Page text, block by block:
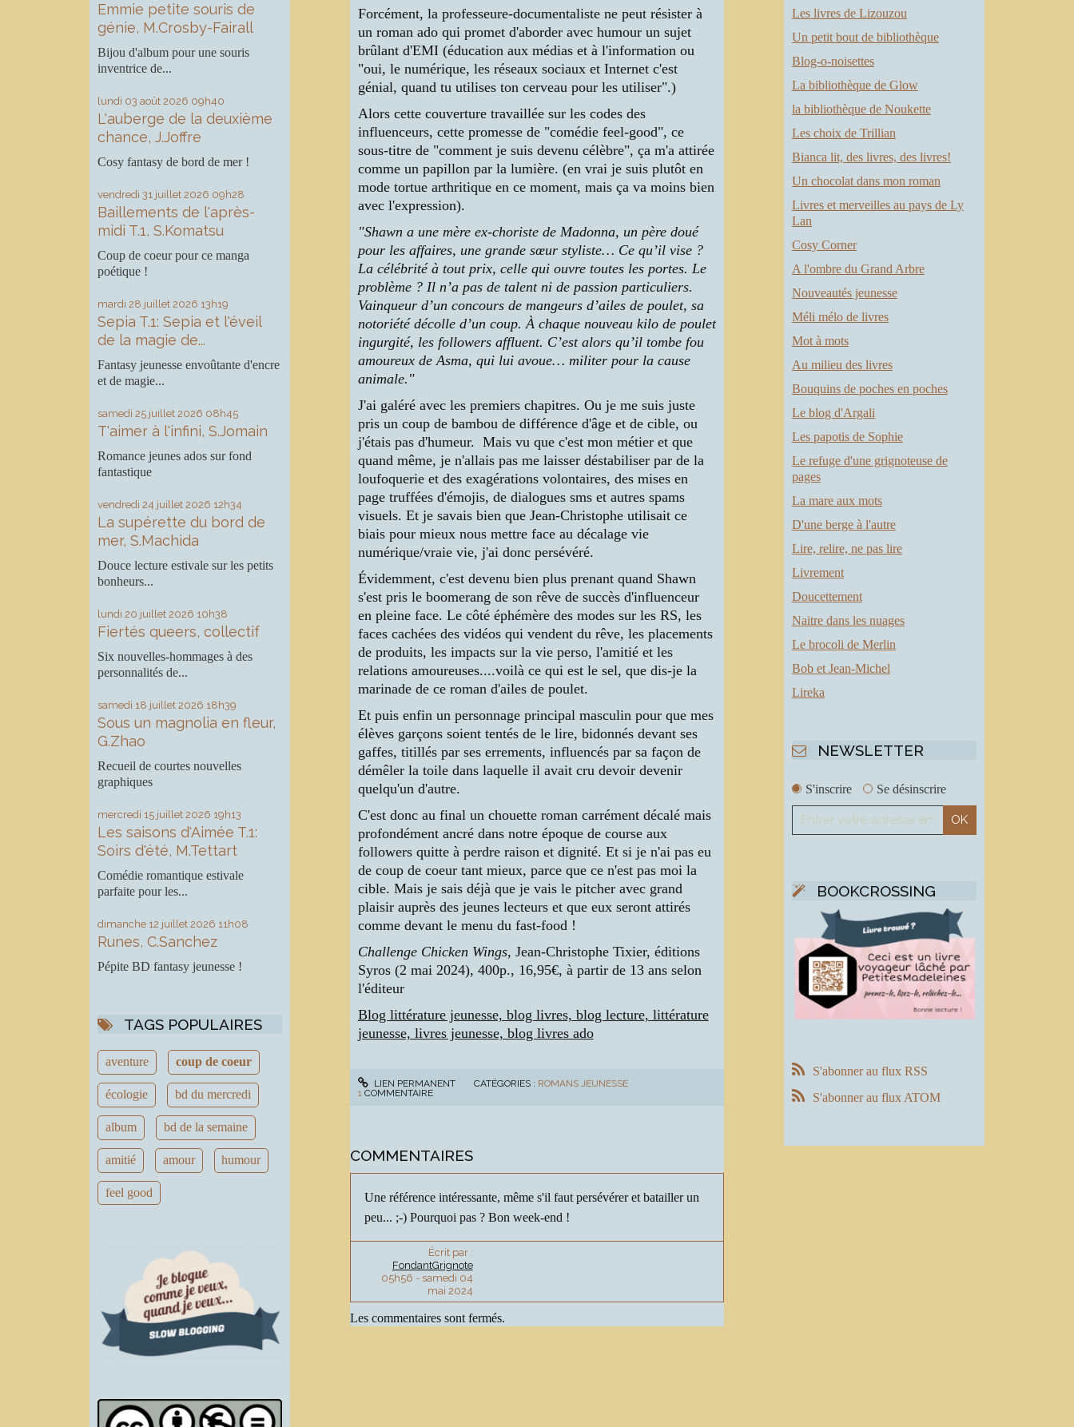
Emmie petite souris de
génie, M.Crosby-Fairall
Bijou d'album pour une souris
inventrice de...
lundi 03 août 2026 09h40
L'auberge de la deuxième
chance, J.Joffre
Cosy fantasy de bord de mer !
vendredi 31 juillet 2026 09h28
Baillements de l'après-
midi T.1, S.Komatsu
Coup de coeur pour ce manga
poétique !
mardi 28 juillet 2026 13h19
Sepia T.1: Sepia et l'éveil
de la magie de...
Fantasy jeunesse envoûtante d'encre
et de magie...
samedi 25 juillet 2026 08h45
T'aimer à l'infini, S.Jomain
Romance jeunes ados sur fond
fantastique
vendredi 24 juillet 2026 12h34
La supérette du bord de
mer, S.Machida
Douce lecture estivale sur les petits
bonheurs...
lundi 20 juillet 2026 10h38
Fiertés queers, collectif
Six nouvelles-hommages à des
personnalités de...
samedi 18 juillet 2026 18h39
Sous un magnolia en fleur,
G.Zhao
Recueil de courtes nouvelles
graphiques
mercredi 15 juillet 2026 19h13
Les saisons d'Aimée T.1:
Soirs d'été, M.Tettart
Comédie romantique estivale
parfaite pour les...
dimanche 12 juillet 2026 11h08
Runes, C.Sanchez
Pépite BD fantasy jeunesse !
TAGS POPULAIRES
aventure coup de coeur
écologie bd du mercredi
album bd de la semaine
amitié amour humour
feel good
Forcément, la professeure-documentaliste ne peut résister à
un roman ado qui promet d'aborder avec humour un sujet
brûlant d'EMI (éducation aux médias et à l'information ou
"oui, le numérique, les réseaux sociaux et Internet c'est
génial, quand tu utilises ton cerveau pour les utiliser".)
Alors cette couverture travaillée sur les codes des
influenceurs, cette promesse de "comédie feel-good", ce
sous-titre de "comment je suis devenu célèbre", ça m'a attirée
comme un papillon par la lumière. (en vrai je suis plutôt en
mode tortue arthritique en ce moment, mais ça va moins bien
avec l'expression).
"Shawn a une mère ex-choriste de Madonna, un père doué
pour les affaires, une grande sœur styliste… Ce qu’il vise ?
La célébrité à tout prix, celle qui ouvre toutes les portes. Le
problème ? Il n’a pas de talent ni de passion particuliers.
Vainqueur d’un concours de mangeurs d’ailes de poulet, sa
notoriété décolle d’un coup. À chaque nouveau kilo de poulet
ingurgité, les followers affluent. C’est alors qu’il tombe fou
amoureux de Asma, qui lui avoue… militer pour la cause
animale."
J'ai galéré avec les premiers chapitres. Ou je me suis juste
pris un coup de bambou de différence d'âge et de cible, ou
j'étais pas d'humeur. Mais vu que c'est mon métier et que
quand même, je n'allais pas me laisser déstabiliser par de la
loufoquerie et des exagérations volontaires, des mises en
page truffées d'émojis, de dialogues sms et autres spams
visuels. Et je savais bien que Jean-Christophe utilisait ce
biais pour mieux nous mettre face au décalage vie
numérique/vraie vie, j'ai donc persévéré.
Évidemment, c'est devenu bien plus prenant quand Shawn
s'est pris le boomerang de son rêve de succès d'influenceur
en pleine face. Le côté éphémère des modes sur les RS, les
faces cachées des vidéos qui vendent du rêve, les placements
de produits, les impacts sur la vie perso, l'amitié et les
relations amoureuses....voilà ce qui est le sel, que dis-je la
marinade de ce roman d'ailes de poulet.
Et puis enfin un personnage principal masculin pour que mes
élèves garçons soient tentés de le lire, bidonnés devant ses
gaffes, titillés par ses errements, influencés par sa façon de
démêler la toile dans laquelle il avait cru devoir devenir
quelqu'un d'autre.
C'est donc au final un chouette roman carrément décalé mais
profondément ancré dans notre époque de course aux
followers quitte à perdre raison et dignité. Et si je n'ai pas eu
de coup de coeur tant mieux, parce que ce n'est pas moi la
cible. Mais je sais déjà que je vais le pitcher avec grand
plaisir auprès des jeunes lecteurs et que eux seront attirés
comme devant le menu du fast-food !
Challenge Chicken Wings, Jean-Christophe Tixier, éditions
Syros (2 mai 2024), 400p., 16,95€, à partir de 13 ans selon
l'éditeur
Blog littérature jeunesse, blog livres, blog lecture, littérature
jeunesse, livres jeunesse, blog livres ado
LIEN PERMANENT CATÉGORIES : ROMANS JEUNESSE
1 COMMENTAIRE
COMMENTAIRES
Une référence intéressante, même s'il faut persévérer et batailler un
peu... ;-) Pourquoi pas ? Bon week-end !
Écrit par :
FondantGrignote
05h56 - samedi 04
mai 2024
Les commentaires sont fermés.
Les livres de Lizouzou
Un petit bout de bibliothèque
Blog-o-noisettes
La bibliothèque de Glow
la bibliothèque de Noukette
Les choix de Trillian
Bianca lit, des livres, des livres!
Un chocolat dans mon roman
Livres et merveilles au pays de Ly
Lan
Cosy Corner
A l'ombre du Grand Arbre
Nouveautés jeunesse
Méli mélo de livres
Mot à mots
Au milieu des livres
Bouquins de poches en poches
Le blog d'Argali
Les papotis de Sophie
Le refuge d'une grignoteuse de
pages
La mare aux mots
D'une berge à l'autre
Lire, relire, ne pas lire
Livrement
Doucettement
Naitre dans les nuages
Le brocoli de Merlin
Bob et Jean-Michel
Lireka
NEWSLETTER
S'inscrire Se désinscrire
BOOKCROSSING
S'abonner au flux RSS
S'abonner au flux ATOM